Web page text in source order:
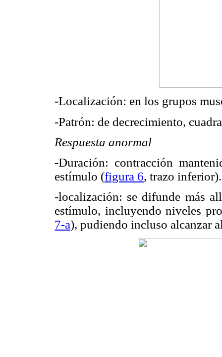
-Localización: en los grupos
-Patrón: de decrecimiento,
Respuesta anormal
-Duración: contracción
estímulo (figura 6, trazo inferior).
-localización: se difunde más
estímulo, incluyendo niveles
7-a), pudiendo incluso alcanzar